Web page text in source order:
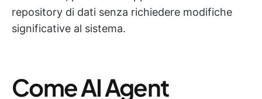
repository di dati senza richiedere modifiche
significative al sistema.
Come AI Agent